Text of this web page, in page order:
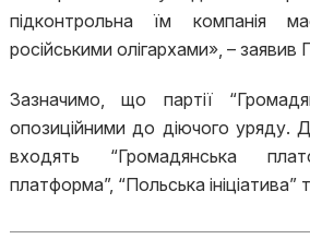
підконтрольна їм компанія
російськими олігархами», –
Зазначимо, що партії
опозиційними до діючого уряду.
входять “Громадянська
платформа”, “Польська ініціатива”